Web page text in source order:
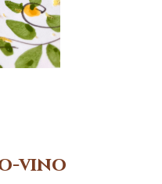
vino